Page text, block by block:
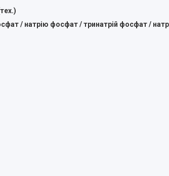
/ натрію фосфат / тринатрій фосфат /